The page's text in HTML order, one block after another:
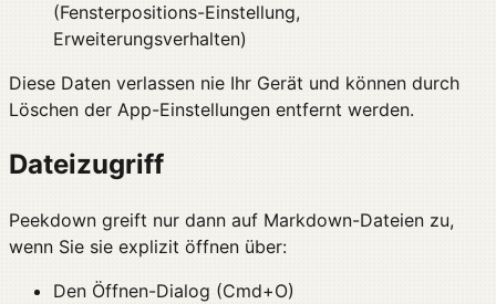
(Fensterpositions-Einstellung,
Erweiterungsverhalten)
Diese Daten verlassen nie Ihr Gerät und können durch
Löschen der App-Einstellungen entfernt werden.
Dateizugriff
Peekdown greift nur dann auf Markdown-Dateien zu,
wenn Sie sie explizit öffnen über:
Den Öffnen-Dialog (Cmd+O)